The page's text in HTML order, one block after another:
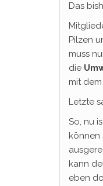
Das
Pilzen
muss
die
mit
Letzte
So, nu is
können
kann
eben